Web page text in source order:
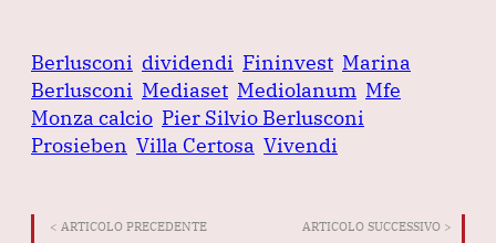
Berlusconi dividendi Fininvest Marina
Berlusconi Mediaset Mediolanum Mfe
Monza calcio Pier Silvio Berlusconi
Prosieben Villa Certosa Vivendi
< ARTICOLO PRECEDENTE ARTICOLO SUCCESSIVO >